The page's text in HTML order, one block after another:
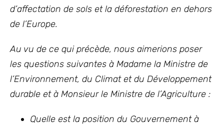
d’affectation de sols et la déforestation en dehors
de l’Europe.
Au vu de ce qui précède, nous aimerions poser
les questions suivantes à Madame la Ministre de
l’Environnement, du Climat et du Développement
durable età Monsieur le Ministre de l’Agriculture :
Quelle est la position du Gouvernement à